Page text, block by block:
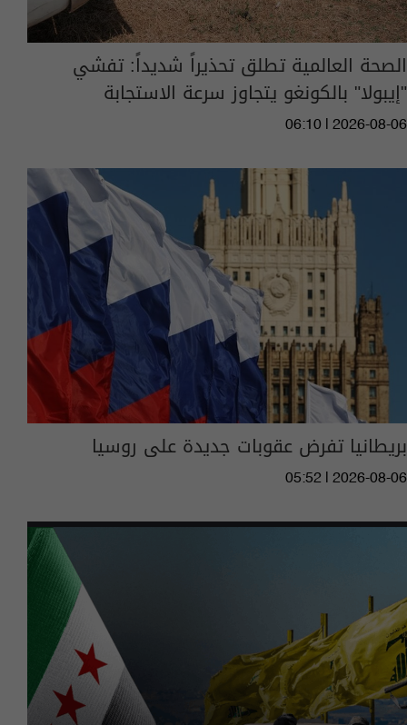
الصحة العالمية تطلق تحذيراً شديداً: تفشي
"إيبولا" بالكونغو يتجاوز سرعة الاستجابة
06:10 | 2026-08-06
بريطانيا تفرض عقوبات جديدة على روسيا
05:52 | 2026-08-06